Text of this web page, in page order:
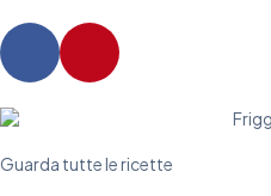
Guarda tutte le ricette